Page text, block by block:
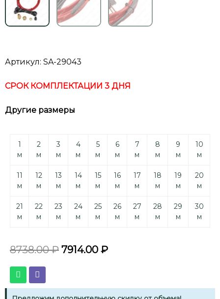
Артикул: SA-29043
СРОК КОМПЛЕКТАЦИИ 3 ДНЯ
Другие размеры
1
м
2
м
3
м
4
м
5
м
6
м
7
м
8
м
9
м
10
м
11
м
12
м
13
м
14
м
15
м
16
м
17
м
18
м
19
м
20
м
21
м
22
м
23
м
24
м
25
м
26
м
27
м
28
м
29
м
30
м
8738.00₽ 7914.00 ₽